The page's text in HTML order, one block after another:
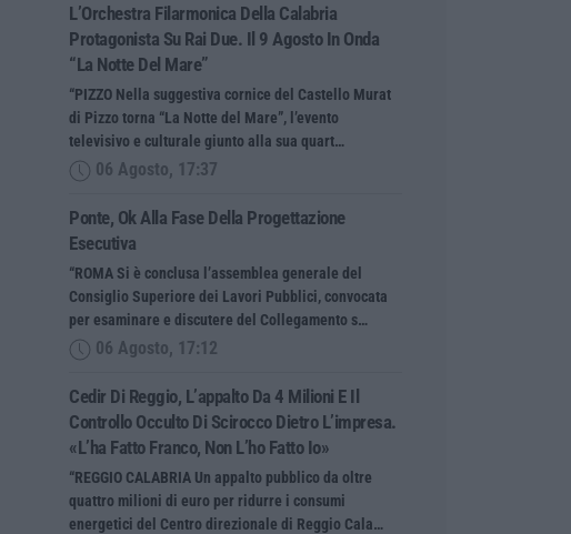
L’Orchestra Filarmonica Della Calabria
Protagonista Su Rai Due. Il 9 Agosto In Onda
“La Notte Del Mare”
“PIZZO Nella suggestiva cornice del Castello Murat
di Pizzo torna “La Notte del Mare”, l’evento
televisivo e culturale giunto alla sua quart…
06 Agosto, 17:37
Ponte, Ok Alla Fase Della Progettazione
Esecutiva
“ROMA Si è conclusa l’assemblea generale del
Consiglio Superiore dei Lavori Pubblici, convocata
per esaminare e discutere del Collegamento s…
06 Agosto, 17:12
Cedir Di Reggio, L’appalto Da 4 Milioni E Il
Controllo Occulto Di Scirocco Dietro L’impresa.
«L’ha Fatto Franco, Non L’ho Fatto Io»
“REGGIO CALABRIA Un appalto pubblico da oltre
quattro milioni di euro per ridurre i consumi
energetici del Centro direzionale di Reggio Cala…